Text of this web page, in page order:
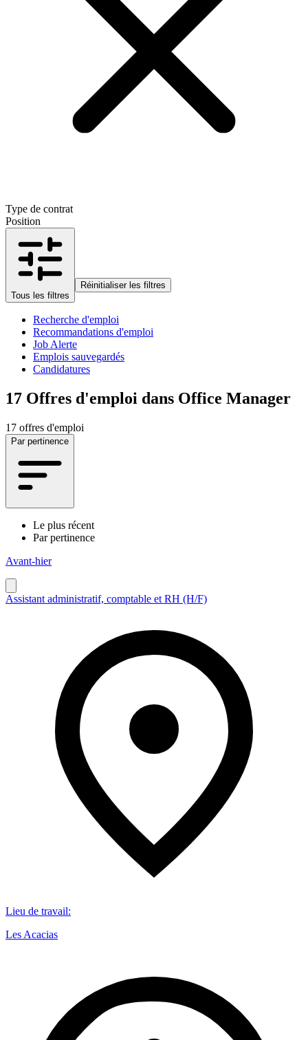
Type de contrat
Position
Tous les filtres
Réinitialiser les filtres
Recherche d'emploi
Recommandations d'emploi
Job Alerte
Emplois sauvegardés
Candidatures
17 Offres d'emploi dans Office Manager
17 offres d'emploi
Par pertinence
Le plus récent
Par pertinence
Avant-hier
Assistant administratif, comptable et RH (H/F)
Lieu de travail:
Les Acacias